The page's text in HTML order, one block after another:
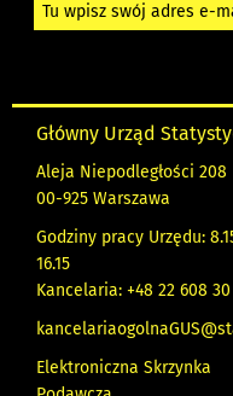
Główny Urząd
Aleja Niepodległości 208
00-925 Warszawa
Godziny pracy Urzędu:
16.15
Kancelaria: +48 22 608
Elektroniczna Skrzynka